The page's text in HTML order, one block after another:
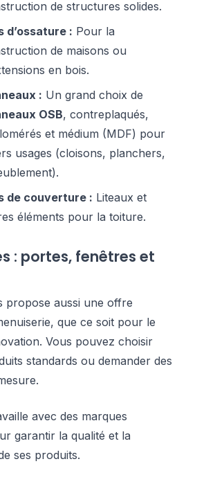
de structures solides.
d’ossature : Pour la
de maisons ou
en bois.
: Un grand choix de
OSB, contreplaqués,
et médium (MDF) pour
usages (cloisons, planchers,
de couverture : Liteaux et
éléments pour la toiture.
: portes, fenêtres et
propose aussi une offre
que ce soit pour le
Vous pouvez choisir
standards ou demander des
avec des marques
garantir la qualité et la
ses produits.